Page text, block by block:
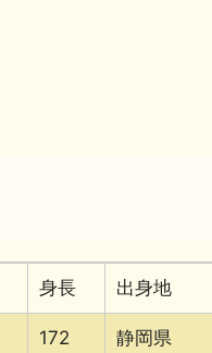
身長 出身地
172 静岡県